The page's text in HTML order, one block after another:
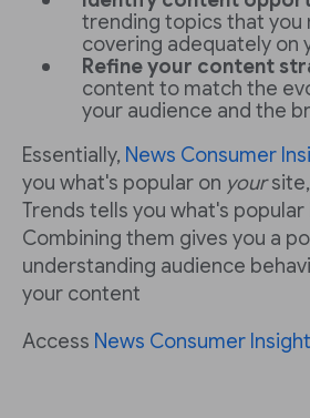
trending topics that you
covering adequately on
Refine your content
content to match the
your audience and the
Essentially, News Consumer
you what's popular on your
Trends tells you what's popular
Combining them gives you a
understanding audience
your content
Access News Consumer